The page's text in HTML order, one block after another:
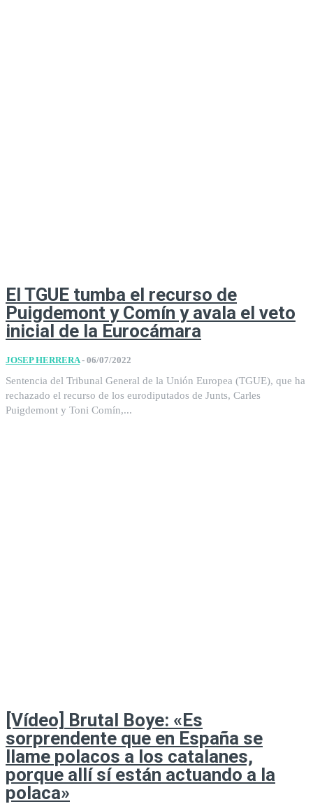
El TGUE tumba el recurso de
Puigdemont y Comín y avala el veto
inicial de la Eurocámara
JOSEP HERRERA - 06/07/2022
Sentencia del Tribunal General de la Unión Europea (TGUE), que ha
rechazado el recurso de los eurodiputados de Junts, Carles
Puigdemont y Toni Comín,...
[Vídeo] Brutal Boye: «Es
sorprendente que en España se
llame polacos a los catalanes,
porque allí sí están actuando a la
polaca»